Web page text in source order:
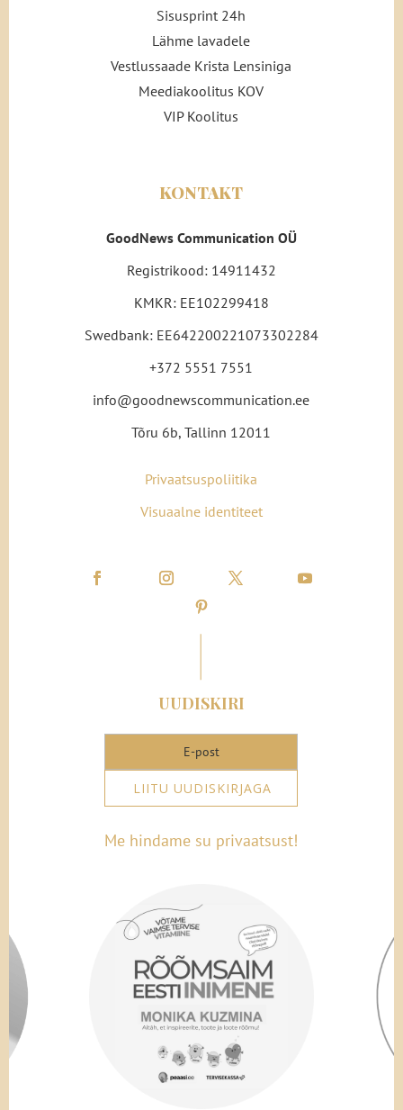
Sisusprint 24h
Lähme lavadele
Vestlussaade Krista Lensiniga
Meediakoolitus KOV
VIP Koolitus
UUDISKIRI
LIITU UUDISKIRJAGA
Me hindame su privaatsust!
KONTAKT
GoodNews Communication OÜ
Registrikood: 14911432
KMKR: EE102299418
Swedbank: EE642200221073302284
+372 5551 7551
info@goodnewscommunication.ee
Tõru 6b, Tallinn 12011
Privaatsuspoliitika
Visuaalne identiteet